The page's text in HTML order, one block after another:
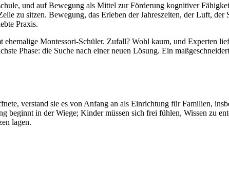
und auf Bewegung als Mittel zur Förderung kognitiver
zu sitzen. Bewegung, das Erleben der Jahreszeiten, der Luft, der
Praxis.
Montessori-Schüler. Zufall? Wohl kaum, und Experten
Phase: die Suche nach einer neuen Lösung. Ein
verstand sie es von Anfang an als Einrichtung für Familien,
beginnt in der Wiege; Kinder müssen sich frei fühlen, Wissen zu
lagen.